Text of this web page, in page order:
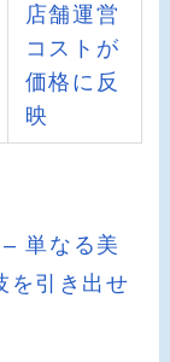
店舗運営
コストが
価格に反
映
– 単なる美
を引き出せ